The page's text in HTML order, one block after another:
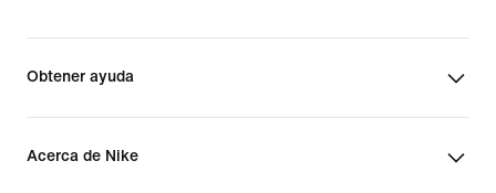
Obtener ayuda
Acerca de Nike